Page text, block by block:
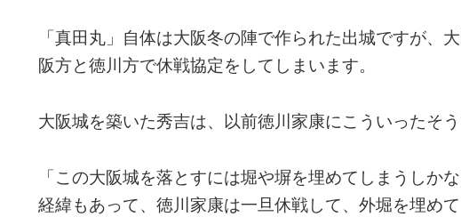
「真田丸」自体は大阪冬の陣で作られた出城ですが、
阪方と徳川方で休戦協定をしてしまいます。
大阪城を築いた秀吉は、以前徳川家康にこういったそう
「この大阪城を落とすには堀や塀を埋めてしまうしか
経緯もあって、徳川家康は一旦休戦して、外堀を埋め